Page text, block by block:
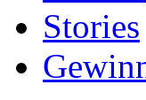
Stories